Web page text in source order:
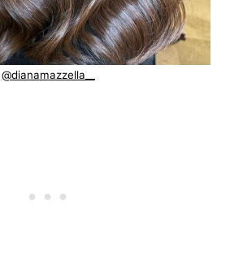
@dianamazzella__